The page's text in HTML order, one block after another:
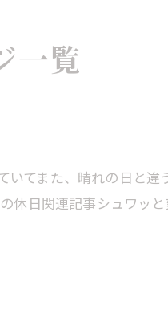
一覧
てまた、晴れの日と違
休日関連記事シュワッ